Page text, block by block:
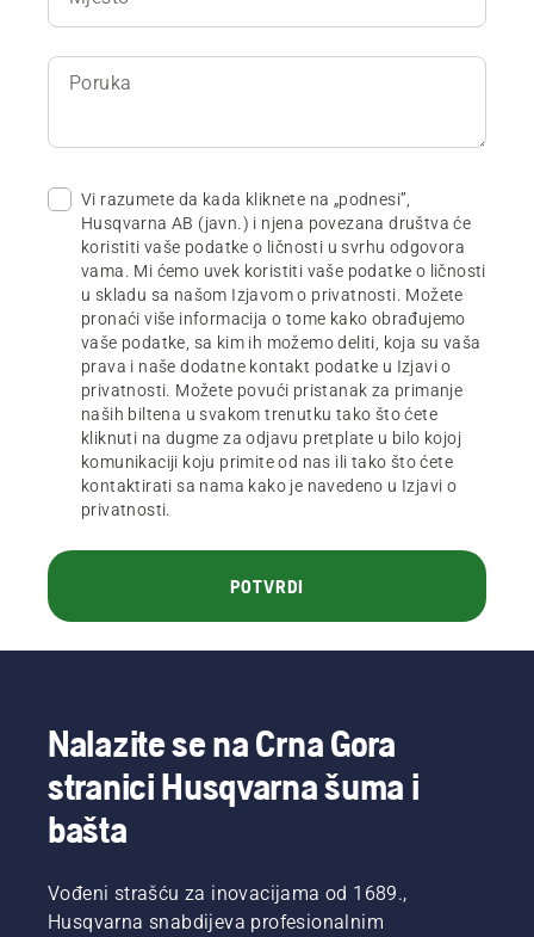
Poruka
Vi razumete da kada kliknete na „podnesi”,
Husqvarna AB (javn.) i njena povezana društva će
koristiti vaše podatke o ličnosti u svrhu odgovora
vama. Mi ćemo uvek koristiti vaše podatke o ličnosti
u skladu sa našom Izjavom o privatnosti. Možete
pronaći više informacija o tome kako obrađujemo
vaše podatke, sa kim ih možemo deliti, koja su vaša
prava i naše dodatne kontakt podatke u Izjavi o
privatnosti. Možete povući pristanak za primanje
naših biltena u svakom trenutku tako što ćete
kliknuti na dugme za odjavu pretplate u bilo kojoj
komunikaciji koju primite od nas ili tako što ćete
kontaktirati sa nama kako je navedeno u Izjavi o
privatnosti.
POTVRDI
Nalazite se na Crna Gora
stranici Husqvarna šuma i
bašta
Vođeni strašću za inovacijama od 1689.,
Husqvarna snabdijeva profesionalnim